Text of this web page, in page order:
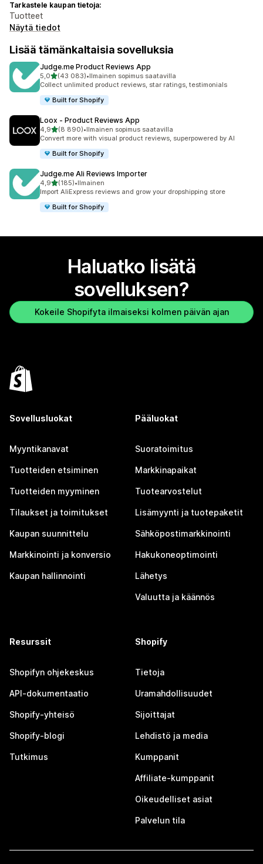
Tarkastele kaupan tietoja:
Tuotteet
Näytä tiedot
Lisää tämänkaltaisia sovelluksia
Judge.me Product Reviews App
5,0/ 5 tähteä
(43 083)
43083 arvostelua yhteensä
•Ilmainen sopimus saatavilla
Collect unlimited product reviews, star ratings, testimonials
Built for Shopify
Loox ‑ Product Reviews App
4,9/ 5 tähteä
(8 890)
8890 arvostelua yhteensä
•Ilmainen sopimus saatavilla
Convert more with visual product reviews, superpowered by AI
Built for Shopify
Judge.me Ali Reviews Importer
4,9/ 5 tähteä
(185)
185 arvostelua yhteensä
•Ilmainen
Import AliExpress reviews and grow your dropshipping store
Built for Shopify
Haluatko lisätä
sovelluksen?
Kokeile Shopifyta ilmaiseksi kolmen päivän ajan
Sovellusluokat
Myyntikanavat
Tuotteiden etsiminen
Tuotteiden myyminen
Tilaukset ja toimitukset
Kaupan suunnittelu
Markkinointi ja konversio
Kaupan hallinnointi
Pääluokat
Suoratoimitus
Markkinapaikat
Tuotearvostelut
Lisämyynti ja tuotepaketit
Sähköpostimarkkinointi
Hakukoneoptimointi
Lähetys
Valuutta ja käännös
Resurssit
Shopifyn ohjekeskus
API-dokumentaatio
Shopify-yhteisö
Shopify-blogi
Tutkimus
Shopify
Tietoja
Uramahdollisuudet
Sijoittajat
Lehdistö ja media
Kumppanit
Affiliate-kumppanit
Oikeudelliset asiat
Palvelun tila